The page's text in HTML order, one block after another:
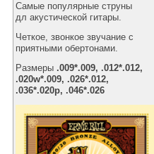
Самые популярные струны
дл акустической гитары.
Четкое, звонкое звучание с
приятными обертонами.
Размеры .009*.009, .012*.012,
.020w*.009, .026*.012,
.036*.020p, .046*.026